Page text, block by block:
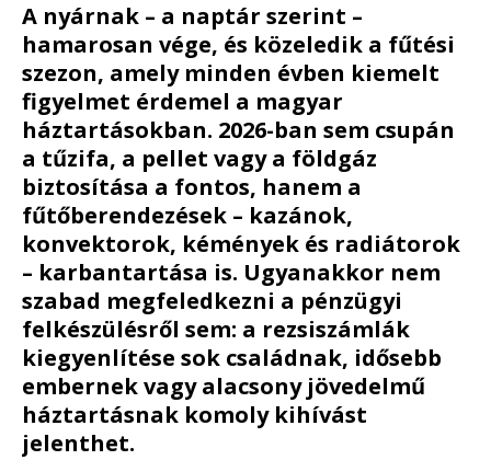
A nyárnak – a naptár szerint –
hamarosan vége, és közeledik a fűtési
szezon, amely minden évben kiemelt
figyelmet érdemel a magyar
háztartásokban. 2026-ban sem csupán
a tűzifa, a pellet vagy a földgáz
biztosítása a fontos, hanem a
fűtőberendezések – kazánok,
konvektorok, kémények és radiátorok
– karbantartása is. Ugyanakkor nem
szabad megfeledkezni a pénzügyi
felkészülésről sem: a rezsiszámlák
kiegyenlítése sok családnak, idősebb
embernek vagy alacsony jövedelmű
háztartásnak komoly kihívást
jelenthet.